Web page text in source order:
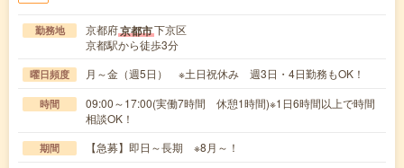
勤務地 京都府京都市下京区
京都駅から徒歩3分
曜日頻度 月～金（週5日） ※土日祝休み 週3日・4日勤務もOK！
時間
09:00～17:00(実働7時間 休憩1時間)※1日6時間以上で時間
相談OK！
期間 【急募】即日～長期 ※8月～！